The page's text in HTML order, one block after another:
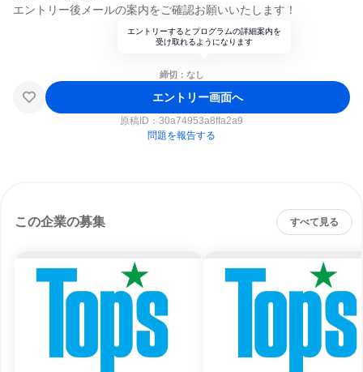
エントリー後メールの案内をご確認お願いいたします！
エントリーするとプログラムの詳細案内を
受け取れるようになります
締切：なし
エントリー画面へ
原稿ID： 30a74953a8ffa2a9
問題を報告する
この企業の募集 すべて見る